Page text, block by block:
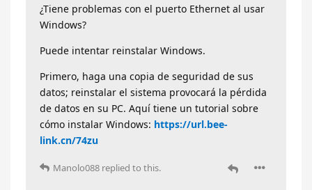
¿Tiene problemas con el puerto Ethernet al usar
Windows?
Puede intentar reinstalar Windows.
Primero, haga una copia de seguridad de sus
datos; reinstalar el sistema provocará la pérdida
de datos en su PC. Aquí tiene un tutorial sobre
cómo instalar Windows: https://url.bee-
link.cn/74zu
Manolo088 replied to this.